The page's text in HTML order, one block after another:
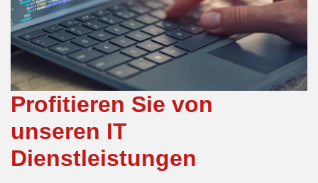
Profitieren Sie von
unseren IT
Dienstleistungen